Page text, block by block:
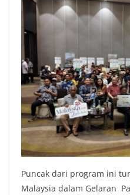
Puncak dari program ini
Malaysia dalam Gelaran